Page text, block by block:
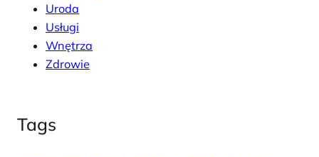
Uroda
Usługi
Wnętrza
Zdrowie
Tags